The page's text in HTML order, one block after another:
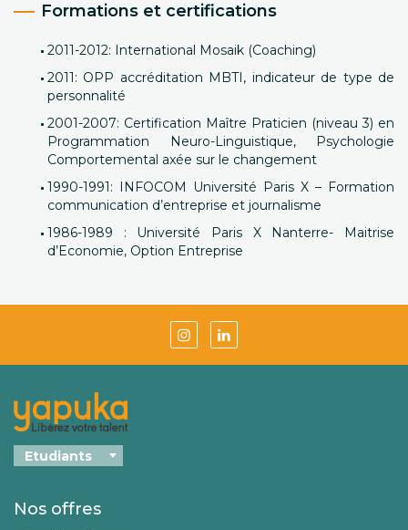
Formations et certifications
2011-2012: International Mosaik (Coaching)
2011: OPP accréditation MBTI, indicateur de type de
personnalité
2001-2007: Certification Maître Praticien (niveau 3) en
Programmation Neuro-Linguistique, Psychologie
Comportemental axée sur le changement
1990-1991: INFOCOM Université Paris X – Formation
communication d’entreprise et journalisme
1986-1989 : Université Paris X Nanterre- Maitrise
d’Economie, Option Entreprise
Nos offres